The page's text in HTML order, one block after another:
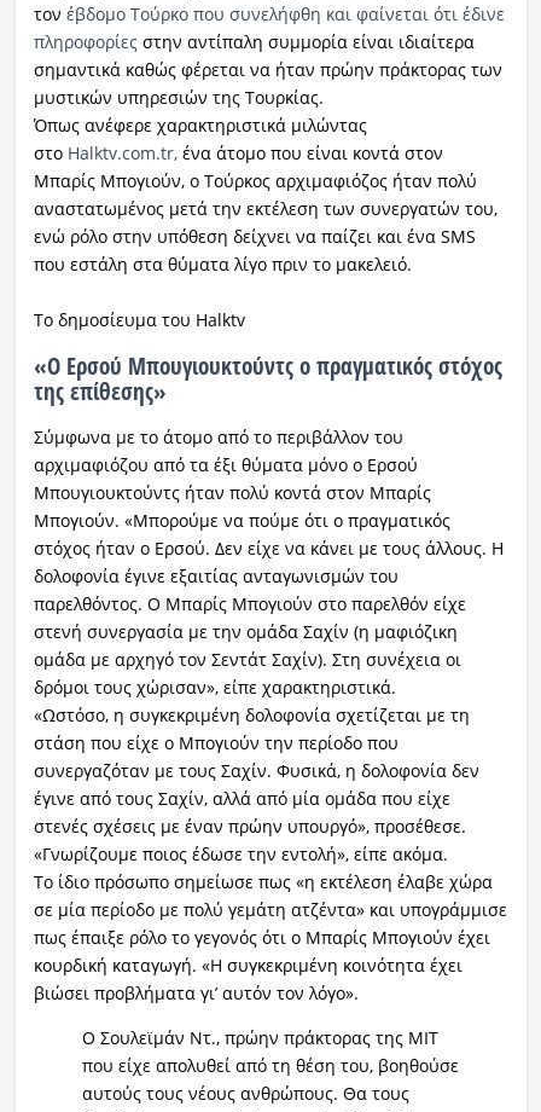
τον έβδομο Τούρκο που συνελήφθη και φαίνεται ότι έδινε
πληροφορίεςστην αντίπαλη συμμορία είναι ιδιαίτερα
σημαντικά καθώς φέρεται να ήταν πρώην πράκτορας των
μυστικών υπηρεσιών της Τουρκίας.
Όπως ανέφερε χαρακτηριστικά μιλώντας
στο Halktv.com.tr, ένα άτομο που είναι κοντά στον
Μπαρίς Μπογιούν, ο Τούρκος αρχιμαφιόζος ήταν πολύ
αναστατωμένος μετά την εκτέλεση των συνεργατών του,
ενώ ρόλο στην υπόθεση δείχνει να παίζει και ένα SMS
που εστάλη στα θύματα λίγο πριν το μακελειό.
Το δημοσίευμα του Halktv
«Ο Ερσού Μπουγιουκτούντς ο πραγματικός στόχος
της επίθεσης»
Σύμφωνα με το άτομο από το περιβάλλον του
αρχιμαφιόζου από τα έξι θύματα μόνο ο Ερσού
Μπουγιουκτούντς ήταν πολύ κοντά στον Μπαρίς
Μπογιούν. «Μπορούμε να πούμε ότι ο πραγματικός
στόχος ήταν ο Ερσού. Δεν είχε να κάνει με τους άλλους. Η
δολοφονία έγινε εξαιτίας ανταγωνισμών του
παρελθόντος. Ο Μπαρίς Μπογιούν στο παρελθόν είχε
στενή συνεργασία με την ομάδα Σαχίν (η μαφιόζικη
ομάδα με αρχηγό τον Σεντάτ Σαχίν). Στη συνέχεια οι
δρόμοι τους χώρισαν», είπε χαρακτηριστικά.
«Ωστόσο, η συγκεκριμένη δολοφονία σχετίζεται με τη
στάση που είχε ο Μπογιούν την περίοδο που
συνεργαζόταν με τους Σαχίν. Φυσικά, η δολοφονία δεν
έγινε από τους Σαχίν, αλλά από μία ομάδα που είχε
στενές σχέσεις με έναν πρώην υπουργό», προσέθεσε.
«Γνωρίζουμε ποιος έδωσε την εντολή», είπε ακόμα.
Το ίδιο πρόσωπο σημείωσε πως «η εκτέλεση έλαβε χώρα
σε μία περίοδο με πολύ γεμάτη ατζέντα» και υπογράμμισε
πως έπαιξε ρόλο το γεγονός ότι ο Μπαρίς Μπογιούν έχει
κουρδική καταγωγή. «Η συγκεκριμένη κοινότητα έχει
βιώσει προβλήματα γι’ αυτόν τον λόγο».
Ο Σουλεϊμάν Ντ., πρώην πράκτορας της MIT
που είχε απολυθεί από τη θέση του, βοηθούσε
αυτούς τους νέους ανθρώπους. Θα τους